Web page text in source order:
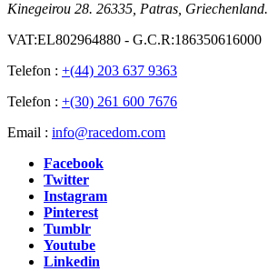
Kinegeirou 28. 26335, Patras, Griechenland.
VAT:EL802964880 - G.C.R:186350616000
Telefon : +(44) 203 637 9363
Telefon : +(30) 261 600 7676
Email : info@racedom.com
Facebook
Twitter
Instagram
Pinterest
Tumblr
Youtube
Linkedin